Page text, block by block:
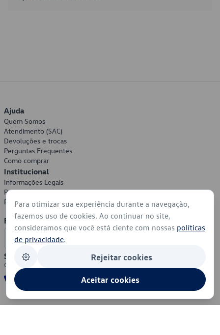
Ajuda
Quem Somos
Atendimento (SAC)
Devoluções e trocas
Perguntas Frequentes
Como comprar
Institucional
Informações Legais
Política de Privacidade
Política de Cookies
Formas de Pagamento
Segurança
Para otimizar sua experiência durante a navegação,
fazemos uso de cookies. Ao continuar no site,
consideramos que você está ciente com nossas políticas
de privacidade.
Rejeitar cookies
Aceitar cookies